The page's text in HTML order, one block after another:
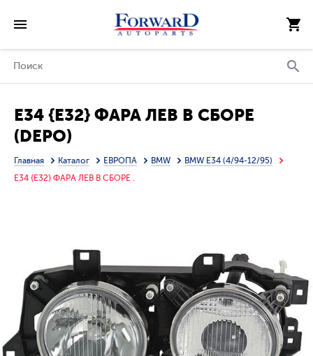
E34 {E32} ФАРА ЛЕВ В СБОРЕ
(DEPO)
Главная Каталог ЕВРОПА BMW
BMW E34 (4/94-12/95)
E34 {E32} ФАРА ЛЕВ В СБОРЕ .